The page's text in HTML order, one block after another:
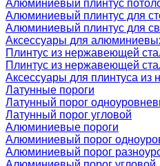
Алюминиевый плинтус
Алюминиевый плинтус для
Алюминиевый плинтус для
Аксессуары для
Плинтус из нержавеющей
Плинтус из нержавеющей
Аксессуары для плинтуса
Латунные пороги
Латунный порог
Латунный порог угловой
Алюминиевые пороги
Алюминиевый порог
Алюминиевый порог